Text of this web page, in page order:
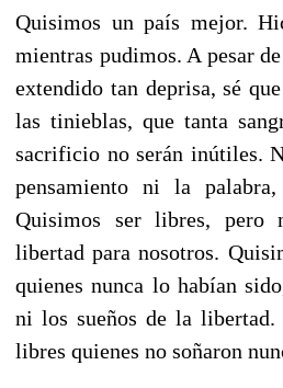
Quisimos un país mejor.
mientras pudimos. A pesar
extendido tan deprisa, sé
las tinieblas, que tanta
sacrificio no serán inútiles.
pensamiento ni la
Quisimos ser libres, pero
libertad para nosotros.
quienes nunca lo habían
ni los sueños de la libertad.
libres quienes no soñaron